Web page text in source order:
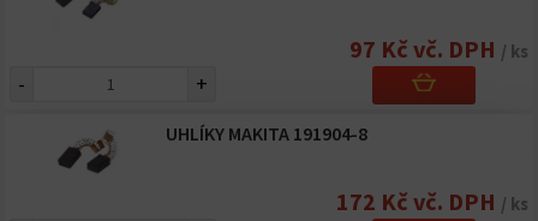
97 Kč vč. DPH / ks
- +
UHLÍKY MAKITA 191904-8
172 Kč vč. DPH / ks